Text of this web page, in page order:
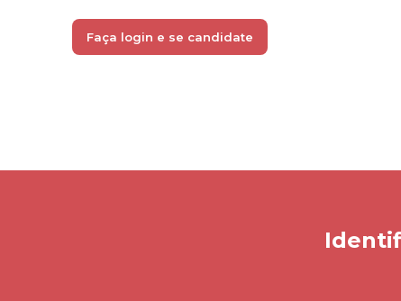
Faça login e se candidate